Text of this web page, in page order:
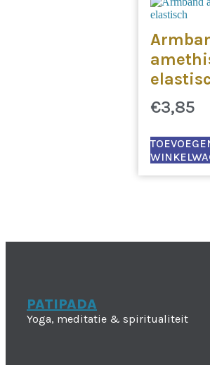
€3,85
PATIPADA
Yoga, meditatie & spiritualiteit